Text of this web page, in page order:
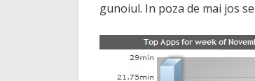
gunoiul. In poza de mai jos